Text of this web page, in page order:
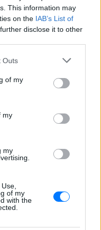
This information may
on the IAB’s List of
disclose it to other
Outs
of my
my
my
of my
with the
το παιδί μου, τα
‑ Ο πόνος του
μετωπική σύγκρουση με
στην Παλαιοκώμη.
– «Μην κάνεις
υψηλών ταχυτήτων το
τον έλεγχο και